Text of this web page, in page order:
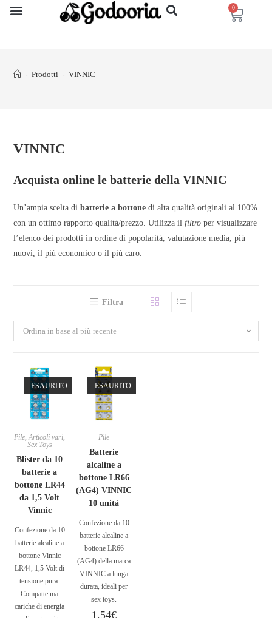
0
> Prodotti > VINNIC
VINNIC
Acquista online le batterie della VINNIC
Un’ampia scelta dibatterie a bottonedi alta qualità originali al 100%
con un ottimo rapporto qualità/prezzo. Utilizza ilfiltro per visualizzare
l’elenco dei prodotti in ordine di popolarità, valutazione media, più
nuovi, il più economico o il più caro.
Filtra
Ordina in base al più recente
ESAURITO
Pile,Articoli vari,
Sex Toys
Blister da 10
batterie a
bottone LR44
da 1,5 Volt
Vinnic
Confezione da 10
batterie alcaline a
bottone Vinnic
LR44, 1,5 Volt di
tensione pura.
Compatte ma
cariche di energia
ESAURITO
Pile
Batterie
alcaline a
bottone LR66
(AG4) VINNIC
10 unità
Confezione da 10
batterie alcaline a
bottone LR66
(AG4) della marca
VINNIC a lunga
durata, ideali per
sex toys.
1,54€